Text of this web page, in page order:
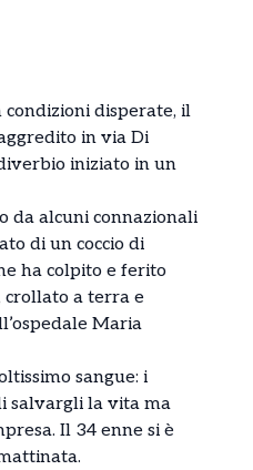
disperate, il
in via Di
iniziato in un
da alcuni connazionali
di un coccio di
ha colpito e ferito
crollato a terra e
Maria
sangue: i
salvargli la vita ma
Il 34 enne si è